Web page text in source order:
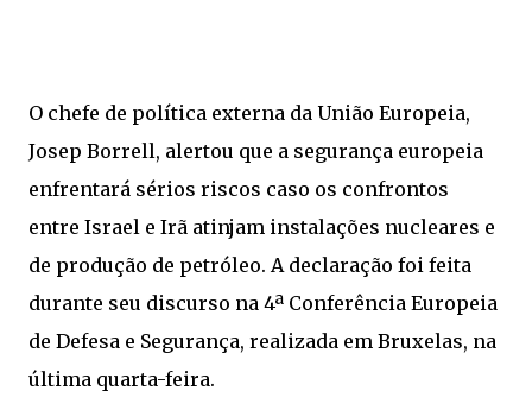
O chefe de política externa da União Europeia,
Josep Borrell, alertou que a segurança europeia
enfrentará sérios riscos caso os confrontos
entre Israel e Irã atinjam instalações nucleares e
de produção de petróleo. A declaração foi feita
durante seu discurso na 4ª Conferência Europeia
de Defesa e Segurança, realizada em Bruxelas, na
última quarta-feira.